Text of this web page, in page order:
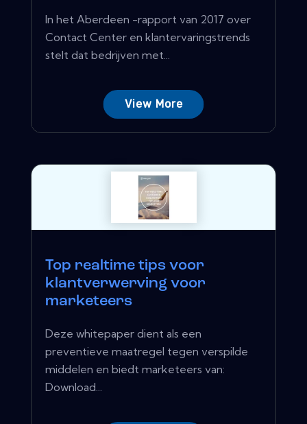
In het Aberdeen -rapport van 2017 over
Contact Center en klantervaringstrends
stelt dat bedrijven met...
View More
Top realtime tips voor
klantverwerving voor
marketeers
Deze whitepaper dient als een
preventieve maatregel tegen verspilde
middelen en biedt marketeers van:
Download...